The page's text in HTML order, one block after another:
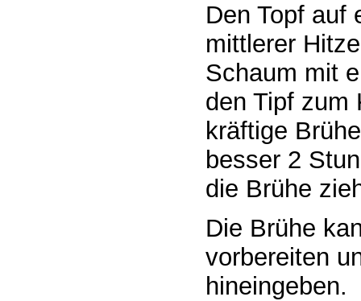
Den Topf auf
mittlerer
Schaum mit
den Tipf zum
kräftige
besser 2
die Brühe
Die Brühe
vorbereiten
hineingeben.